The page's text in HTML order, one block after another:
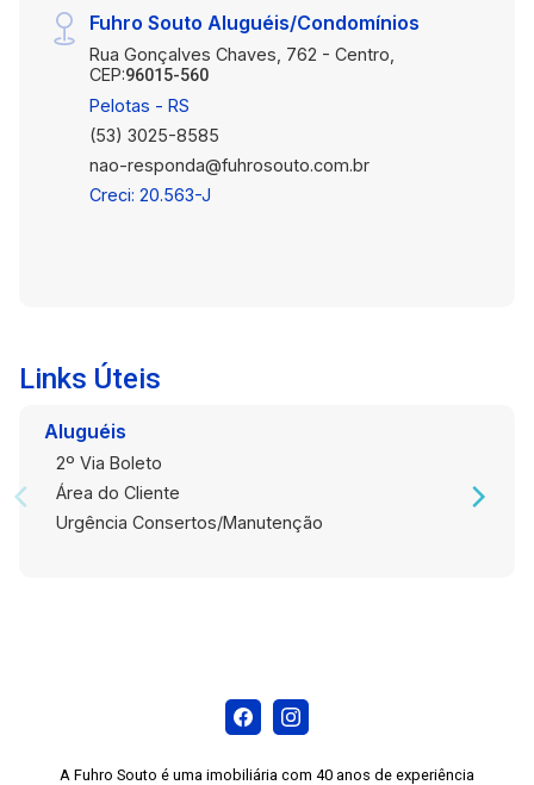
Fuhro Souto Aluguéis/Condomínios
Rua Gonçalves Chaves, 762 - Centro,
CEP:96015-560
Pelotas - RS
(53) 3025-8585
nao-responda@fuhrosouto.com.br
Creci: 20.563-J
Links Úteis
Aluguéis
2º Via Boleto
Área do Cliente
Urgência Consertos/Manutenção
A Fuhro Souto é uma imobiliária com 40 anos de experiência